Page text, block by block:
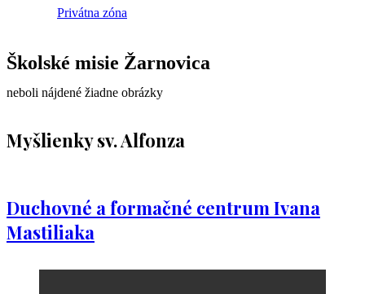
Privátna zóna
Školské misie Žarnovica
neboli nájdené žiadne obrázky
Myšlienky sv. Alfonza
Duchovné a formačné centrum Ivana
Mastiliaka